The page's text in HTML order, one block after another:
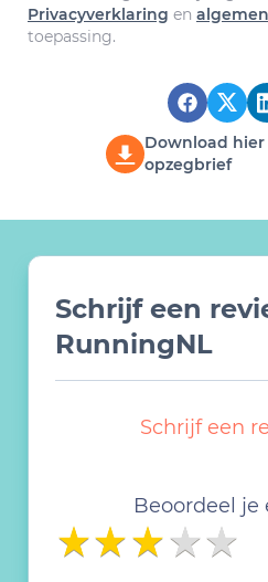
Privacyverklaring en
toepassing.
Download
opzegbrief
Schrijf een
RunningNL
Schrijf een
Beoordeel je